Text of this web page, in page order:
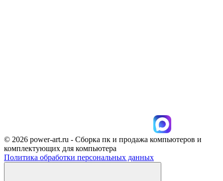
© 2026 power-art.ru - Сборка пк и продажа компьютеров и
комплектующих для компьютера
Политика обработки персональных данных